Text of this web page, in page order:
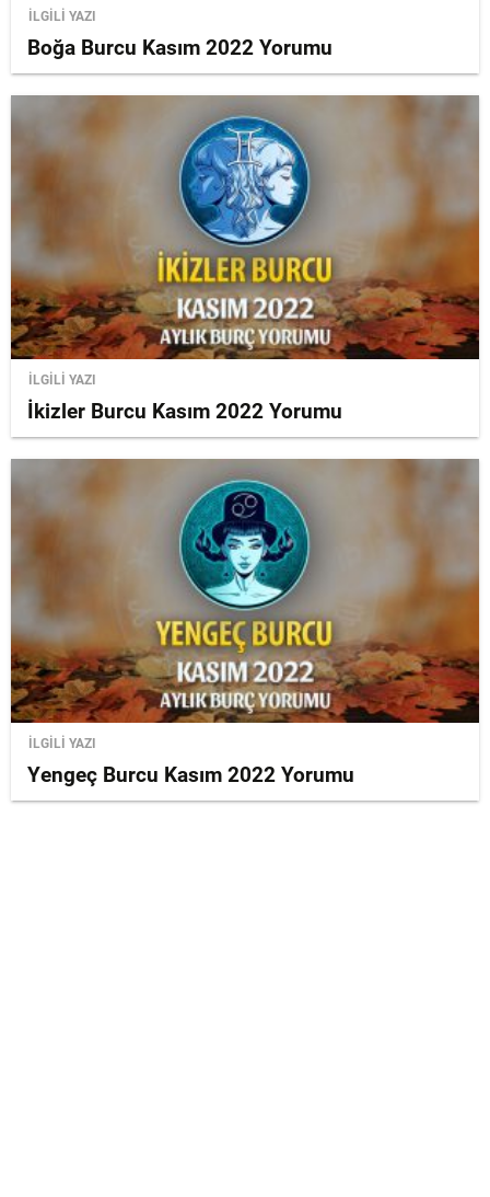
İLGİLİ YAZI
Boğa Burcu Kasım 2022 Yorumu
İLGİLİ YAZI
İkizler Burcu Kasım 2022 Yorumu
İLGİLİ YAZI
Yengeç Burcu Kasım 2022 Yorumu